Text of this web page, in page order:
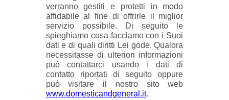
verranno gestiti e protetti in modo
affidabile al fine di offrirle il miglior
servizio possibile. Di seguito le
spieghiamo cosa facciamo con i Suoi
dati e di quali diritti Lei gode. Qualora
necessitasse di ulteriori informazioni
può contattarci usando i dati di
contatto riportati di seguito oppure
può visitare il nostro sito web
www.domesticandgeneral.it.